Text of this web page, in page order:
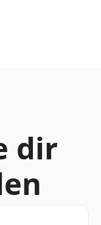
dir